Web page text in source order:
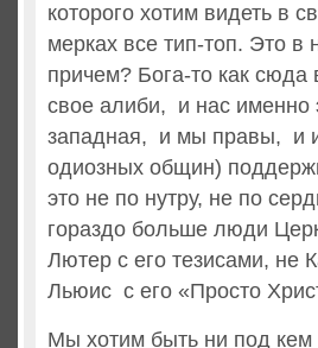
которого хотим видеть в
мерках все тип-топ. Это в
причем? Бога-то как сюда
свое алиби, и нас именно
западная, и мы правы, и
одиозных общин)
это не по нутру, не по
гораздо больше люди
Лютер с его тезисами, не
Льюис с его «Просто
Мы хотим быть ни под кем